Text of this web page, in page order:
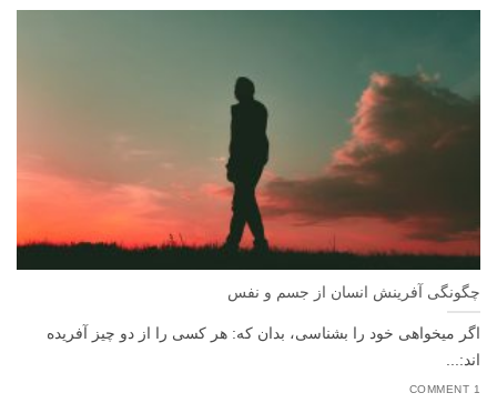
چگونگی آفرینش انسان از جسم و نفس
اگر میخواهی خود را بشناسی، بدان که: هر کسی را از دو چیز آفریده
اند:...
1 COMMENT